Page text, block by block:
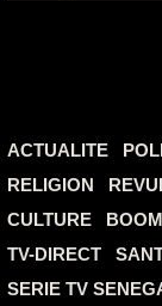
ACTUALITE
RELIGION
CULTURE
TV-DIRECT
SERIE TV